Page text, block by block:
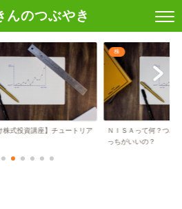
んのつぶやき
株式投資講座】チュートリア
株
ＮＩＳＡって何？つみ
っちがいいの？